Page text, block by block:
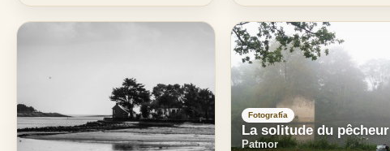
Fotografía
La solitude du pêcheur
Patmor